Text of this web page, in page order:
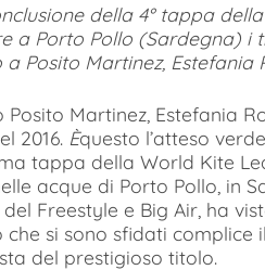
della 4° tappa
a Porto Pollo (Sardegna) i
a Posito Martinez, Estefania
Posito Martinez, Estefania
2016. Èquesto l’atteso
tappa della World Kite
acque di Porto Pollo, in
del Freestyle e Big Air, ha
che si sono sfidati
del prestigioso titolo.